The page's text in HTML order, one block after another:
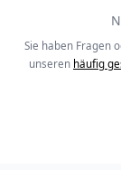
Sie haben Fragen
unseren häufig